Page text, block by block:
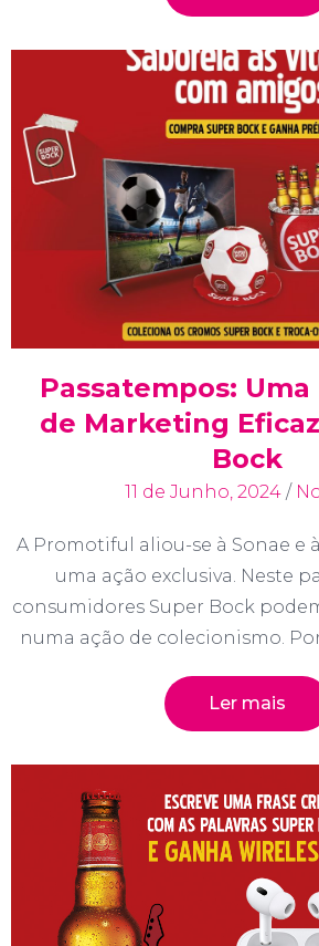
Passatempos:
de Marketing
Bock
11 de Junho, 2024 /
A Promotiful aliou-se à Sonae e
uma ação exclusiva. Neste
consumidores Super Bock
numa ação de colecionismo.
Ler mais